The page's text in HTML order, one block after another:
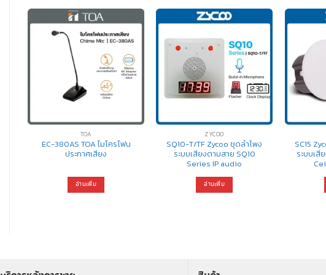
TOA
EC-380AS TOA ไมโครโฟน
ประกาศเสียง
อ่านเพิ่ม
ZYCOO
SQ10-T/TF Zycoo ชุดลำโพง
ระบบเสียงตามสาย SQ10
Series IP audio
อ่านเพิ่ม
SC15
ระบบเสี